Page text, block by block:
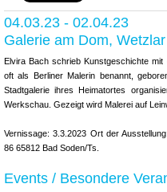
04.03.23 - 02.04.23
Galerie am Dom, Wetzlar
Elvira Bach schrieb Kunstgeschichte mit
oft als Berliner Malerin benannt,
Stadtgalerie ihres Heimatortes
Werkschau. Gezeigt wird Malerei auf
Vernissage: 3.3.2023 Ort der
86 65812 Bad Soden/Ts.
Events / Besondere